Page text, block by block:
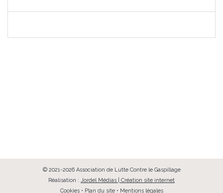
© 2021-2026 Association de Lutte Contre le Gaspillage
Réalisation : Jordel Médias | Création site internet
Cookies• Plan du site• Mentions légales